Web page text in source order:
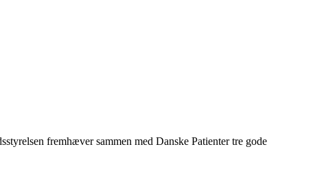
fremhæver sammen med Danske Patienter tre gode